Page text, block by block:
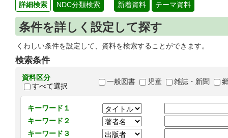
詳細検索 NDC分類検索 新着資料 テーマ資料
条件を詳しく設定して探す
くわしい条件を設定して、資料を検索することができます。
検索条件
資料区分
すべて選択
一般図書 児童 雑誌・新聞
キーワード１
キーワード２
キーワード３